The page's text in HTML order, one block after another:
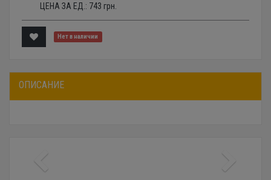
ЦЕНА ЗА ЕД.: 743 грн.
Нет в наличии
ОПИСАНИЕ